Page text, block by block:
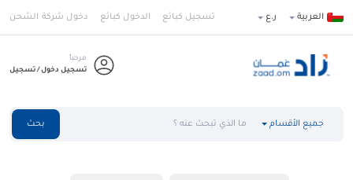
العربية ر.ع تسجيل كبائع الدخول كبائع دخول شركة الشحن
مرحباً
تسجيل دخول / تسجيل
جميع الأقسام بحث